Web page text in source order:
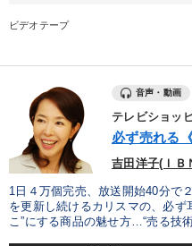
ビデオテープ
音声・動画
テレビショッ
必ず売れる
吉田洋子(Ｉ
1日４万個完売、放送開始40分で
を更新し続けるカリスマの、必ず
こ”にする商品の魅せ方…“売る技